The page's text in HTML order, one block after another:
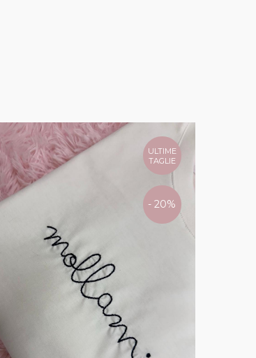
ULTIME
TAGLIE
- 20%